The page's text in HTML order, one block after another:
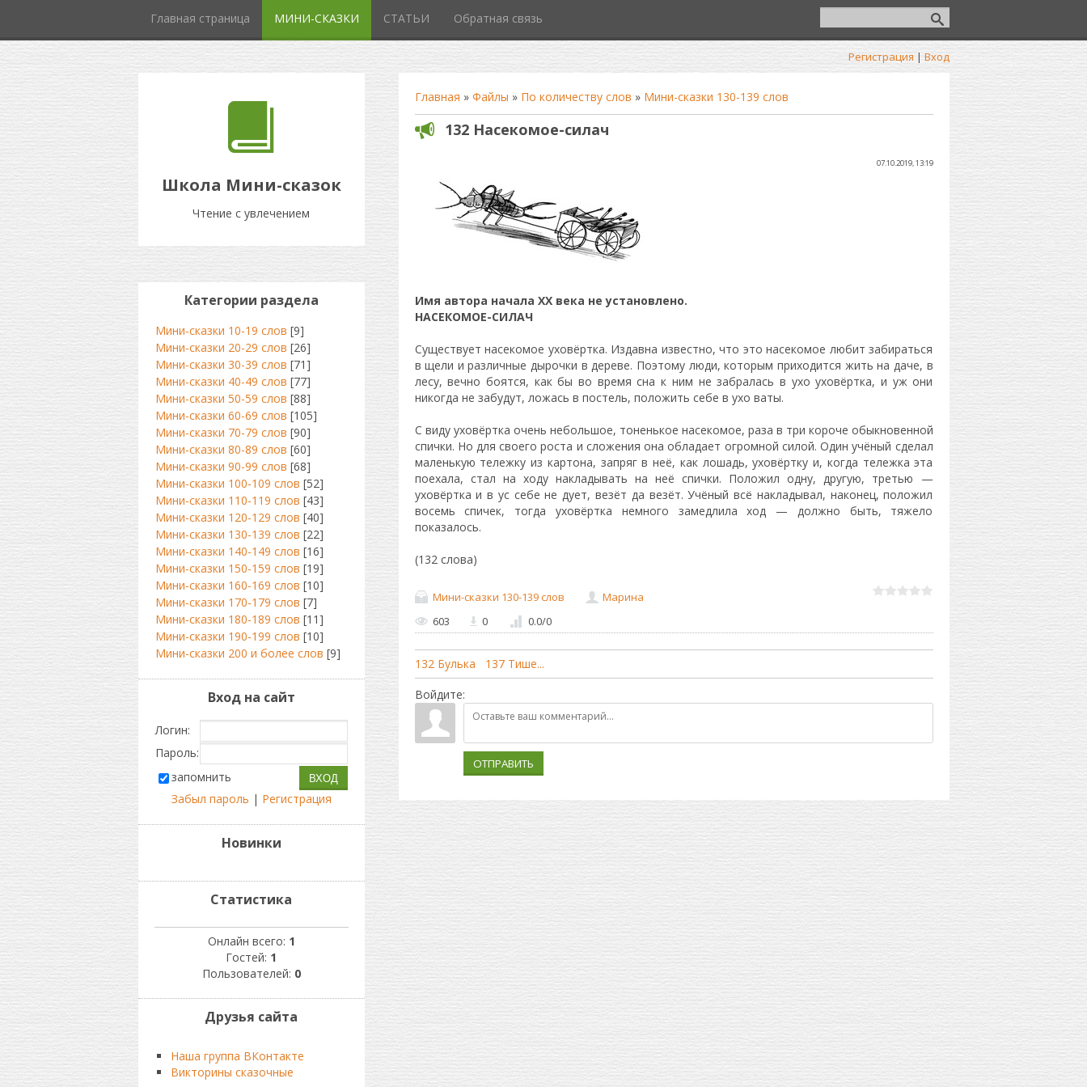
Главная страница МИНИ-СКАЗКИ СТАТЬИ Обратная связь
Регистрация | Вход
Школа Мини-сказок
Чтение с увлечением
Главная » Файлы » По количеству слов » Мини-сказки 130-139 слов
132 Насекомое-силач
07.10.2019, 13:19
Имя автора начала ХХ века не установлено.
НАСЕКОМОЕ-СИЛАЧ
Существует насекомое уховёртка. Издавна известно, что это насекомое любит забираться
в щели и различные дырочки в дереве. Поэтому люди, которым приходится жить на даче, в
лесу, вечно боятся, как бы во время сна к ним не забралась в ухо уховёртка, и уж они
никогда не забудут, ложась в постель, положить себе в ухо ваты.
С виду уховёртка очень небольшое, тоненькое насекомое, раза в три короче обыкновенной
спички. Но для своего роста и сложения она обладает огромной силой. Один учёный сделал
маленькую тележку из картона, запряг в неё, как лошадь, уховёртку и, когда тележка эта
поехала, стал на ходу накладывать на неё спички. Положил одну, другую, третью —
уховёртка и в ус себе не дует, везёт да везёт. Учёный всё накладывал, наконец, положил
восемь спичек, тогда уховёртка немного замедлила ход — должно быть, тяжело
показалось.
(132 слова)
Мини-сказки 130-139 слов
Марина
603
0 0.0/0
132 Булька
137 Тише...
Войдите:
ОТПРАВИТЬ
Категории раздела
Мини-сказки 10-19 слов [9]
Мини-сказки 20-29 слов [26]
Мини-сказки 30-39 слов [71]
Мини-сказки 40-49 слов [77]
Мини-сказки 50-59 слов [88]
Мини-сказки 60-69 слов [105]
Мини-сказки 70-79 слов [90]
Мини-сказки 80-89 слов [60]
Мини-сказки 90-99 слов [68]
Мини-сказки 100-109 слов [52]
Мини-сказки 110-119 слов [43]
Мини-сказки 120-129 слов [40]
Мини-сказки 130-139 слов [22]
Мини-сказки 140-149 слов [16]
Мини-сказки 150-159 слов [19]
Мини-сказки 160-169 слов [10]
Мини-сказки 170-179 слов [7]
Мини-сказки 180-189 слов [11]
Мини-сказки 190-199 слов [10]
Мини-сказки 200 и более слов [9]
Вход на сайт
Логин:
Пароль:
запомнить
Забыл пароль | Регистрация
Новинки
Статистика
Онлайн всего: 1
Гостей: 1
Пользователей: 0
Друзья сайта
Наша группа ВКонтакте
Викторины сказочные